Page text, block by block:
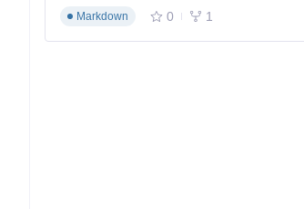
典型的开发测试流程优化包括：
Markdown
0 1